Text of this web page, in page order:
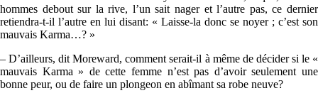
hommes debout sur la rive, l’un sait nager et l’autre pas, ce dernier
retiendra-t-il l’autre en lui disant: « Laisse-la donc se noyer ; c’est son
mauvais Karma…? »
– D’ailleurs, dit Moreward, comment serait-il à même de décider si le «
mauvais Karma » de cette femme n’est pas d’avoir seulement une
bonne peur, ou de faire un plongeon en abîmant sa robe neuve?